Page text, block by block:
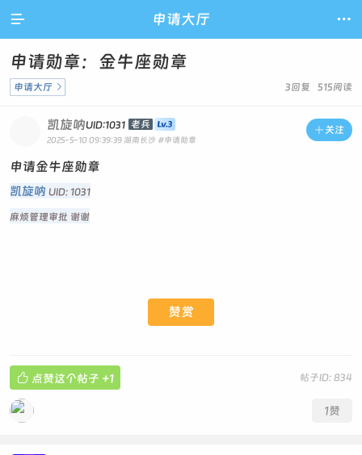
 申请大厅 
申请勋章：金牛座勋章
3回复 515阅读
申请大厅 
 关注
凯旋呐UID:1031 老兵
2025-5-10 09:39:39 湖南长沙 #申请勋章
申请金牛座勋章
凯旋呐 UID: 1031
麻烦管理审批 谢谢
赞赏
帖子ID: 834
 点赞这个帖子 +1
1赞